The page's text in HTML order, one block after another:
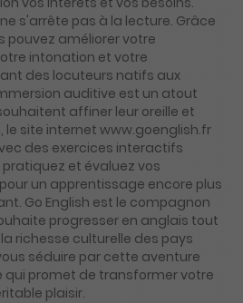
s'arrête pas à la lecture. Grâce
pouvez améliorer votre
intonation et votre
des locuteurs natifs aux
auditive est un atout
affiner leur oreille et
le site internet www.goenglish.fr
des exercices interactifs
et évaluez vos
un apprentissage encore plus
Go English est le compagnon
progresser en anglais tout
richesse culturelle des pays
séduire par cette aventure
qui promet de transformer votre
plaisir.